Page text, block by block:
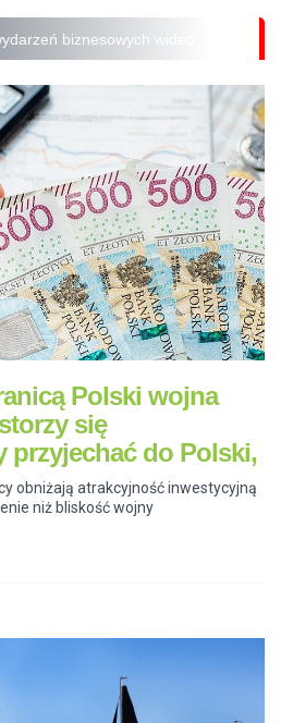
biznesowych wideo
Polski wojna
się
przyjechać do Polski,
obniżają atrakcyjność inwestycyjną
niż bliskość wojny